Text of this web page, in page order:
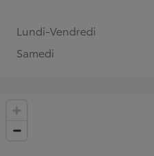
Lundi-Vendredi
Samedi